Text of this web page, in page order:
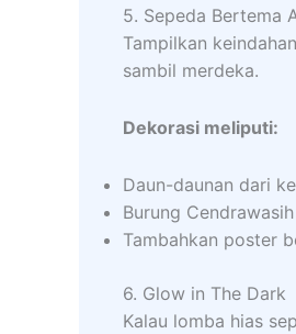
5. Sepeda Bertema
Tampilkan
sambil merdeka.
Dekorasi meliputi:
Daun-daunan dari
Burung
Tambahkan poster
6. Glow in The Dark
Kalau lomba hias